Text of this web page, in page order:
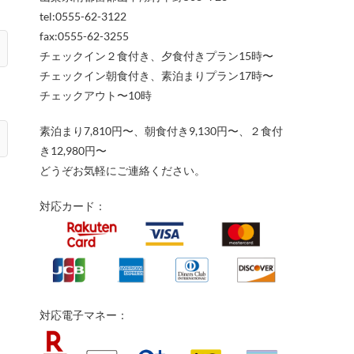
tel:0555-62-3122
fax:0555-62-3255
チェックイン２食付き、夕食付きプラン15時〜
チェックイン朝食付き、素泊まりプラン17時〜
チェックアウト〜10時
素泊まり7,810円〜、朝食付き9,130円〜、２食付
き12,980円〜
どうぞお気軽にご連絡ください。
対応カード：
対応電子マネー：